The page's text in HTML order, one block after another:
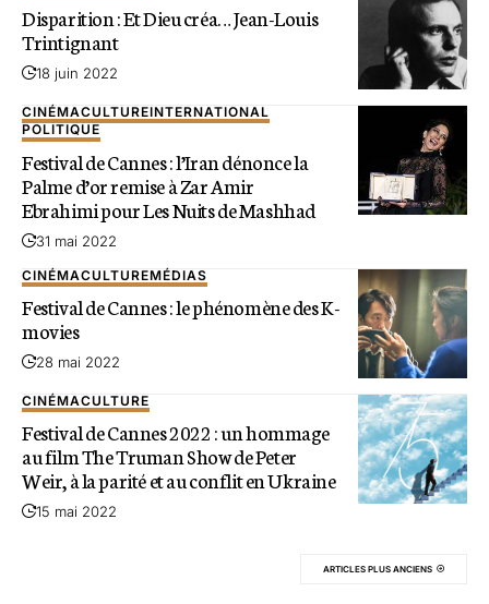
Disparition : Et Dieu créa… Jean-Louis
Trintignant
18 juin 2022
CINÉMACULTUREINTERNATIONAL
POLITIQUE
Festival de Cannes : l’Iran dénonce la
Palme d’or remise à Zar Amir
Ebrahimi pour Les Nuits de Mashhad
31 mai 2022
CINÉMACULTUREMÉDIAS
Festival de Cannes : le phénomène des K-
movies
28 mai 2022
CINÉMACULTURE
Festival de Cannes 2022 : un hommage
au film The Truman Show de Peter
Weir, à la parité et au conflit en Ukraine
15 mai 2022
ARTICLES PLUS ANCIENS